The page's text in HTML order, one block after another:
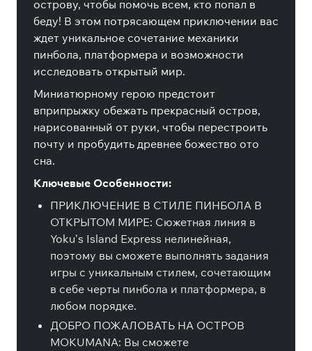
острову, чтобы помочь всем, кто попал в
беду! В этом потрясающем приключении вас
ждет уникальное сочетание механики
пинбола, платформера и возможности
исследовать открытый мир.
Миниатюрному герою предстоит
вприпрыжку обежать прекрасный остров,
нарисованный от руки, чтобы перестроить
почту и пробудить древнее божество ото
сна.
Ключевые Особенности:
ПРИКЛЮЧЕНИЕ В СТИЛЕ ПИНБОЛА В
ОТКРЫТОМ МИРЕ: Сюжетная линия в
Yoku’s Island Express нелинейная,
поэтому вы сможете выполнять задания
игры с уникальным стилем, сочетающим
в себе черты пинбола и платформера, в
любом порядке.
ДОБРО ПОЖАЛОВАТЬ НА ОСТРОВ
MOKUMANA: Вы сможете